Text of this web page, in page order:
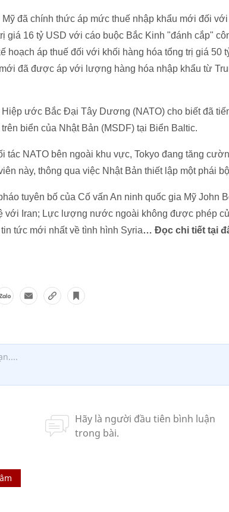
đã chính thức áp mức thuế nhập khẩu mới đối
giá 16 tỷ USD với cáo buộc Bắc Kinh "đánh cắp"
hoạch áp thuế đối với khối hàng hóa tổng trị giá 50
đã được áp với lượng hàng hóa nhập khẩu từ
ước Bắc Đại Tây Dương (NATO) cho biết đã
biển của Nhật Bản (MSDF) tại Biển Baltic.
tác NATO bên ngoài khu vực, Tokyo đang tăng
này, thông qua việc Nhật Bản thiết lập một phái
tuyên bố của Cố vấn An ninh quốc gia Mỹ John
với Iran; Lực lượng nước ngoài không được phép
tức mới nhất về tình hình Syria… Đọc chi tiết tại